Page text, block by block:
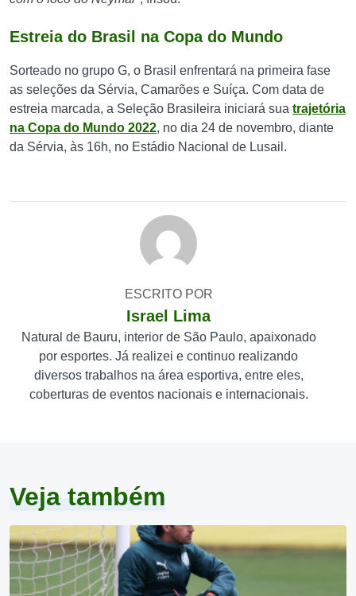
Estreia do Brasil na Copa do Mundo
Sorteado no grupo G, o Brasil enfrentará na primeira fase
as seleções da Sérvia, Camarões e Suíça. Com data de
estreia marcada, a Seleção Brasileira iniciará sua trajetória
na Copa do Mundo 2022, no dia 24 de novembro, diante
da Sérvia, às 16h, no Estádio Nacional de Lusail.
ESCRITO POR
Israel Lima
Natural de Bauru, interior de São Paulo, apaixonado
por esportes. Já realizei e continuo realizando
diversos trabalhos na área esportiva, entre eles,
coberturas de eventos nacionais e internacionais.
Veja também